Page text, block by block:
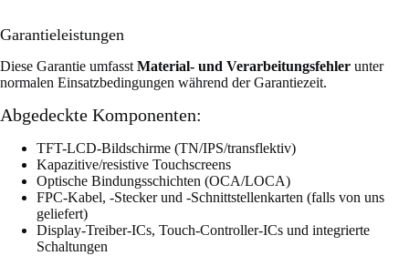
Garantieleistungen
Diese Garantie umfasst Material- und Verarbeitungsfehler unter
normalen Einsatzbedingungen während der Garantiezeit.
Abgedeckte Komponenten:
TFT-LCD-Bildschirme (TN/IPS/transflektiv)
Kapazitive/resistive Touchscreens
Optische Bindungsschichten (OCA/LOCA)
FPC-Kabel, -Stecker und -Schnittstellenkarten (falls von uns
geliefert)
Display-Treiber-ICs, Touch-Controller-ICs und integrierte
Schaltungen